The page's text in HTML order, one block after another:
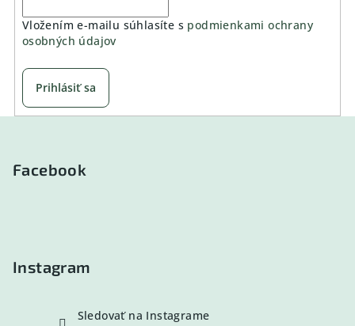
Vložením e-mailu súhlasíte s podmienkami ochrany
osobných údajov
Prihlásiť sa
Facebook
Instagram
Sledovať na Instagrame